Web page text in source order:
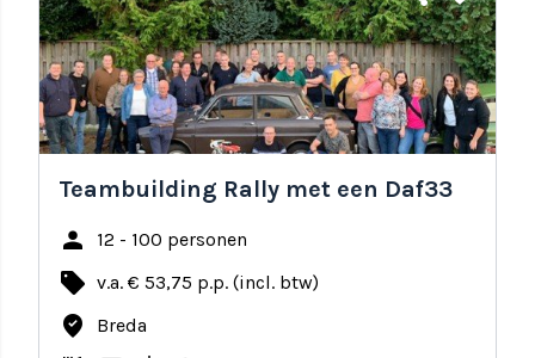
Teambuilding Rally met een Daf33
person 12 - 100 personen
local_offer v.a. € 53,75 p.p. (incl. btw)
where_to_vote Breda